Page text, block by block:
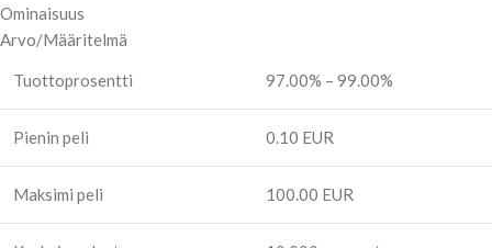
Ominaisuus
Arvo/Määritelmä
Tuottoprosentti 97.00% – 99.00%
Pienin peli 0.10 EUR
Maksimi peli 100.00 EUR